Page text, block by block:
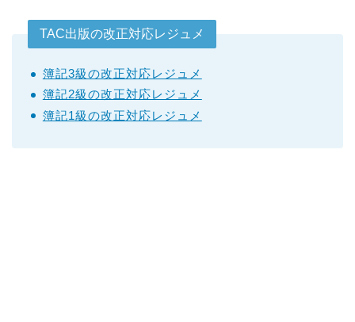
TAC出版の改正対応レジュメ
簿記3級の改正対応レジュメ
簿記2級の改正対応レジュメ
簿記1級の改正対応レジュメ